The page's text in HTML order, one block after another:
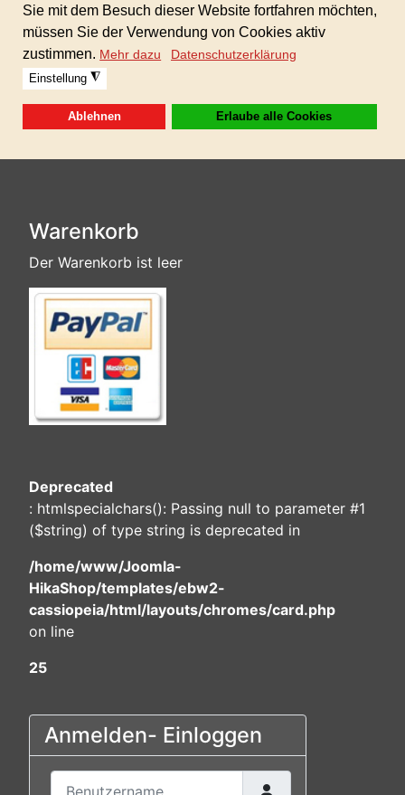
100%AKM/GEMA/SUISA-freie Musik inkl. gewerblicher Lizenz für
alle Ihre Projekte!
Dieses Produkt ist als Sofortdownload oder auf
Warenkorb
Der Warenkorb ist leer
Deprecated
: htmlspecialchars(): Passing null to parameter #1
($string) of type string is deprecated in
/home/www/Joomla-
HikaShop/templates/ebw2-
cassiopeia/html/layouts/chromes/card.php
on line
25
Anmelden- Einloggen